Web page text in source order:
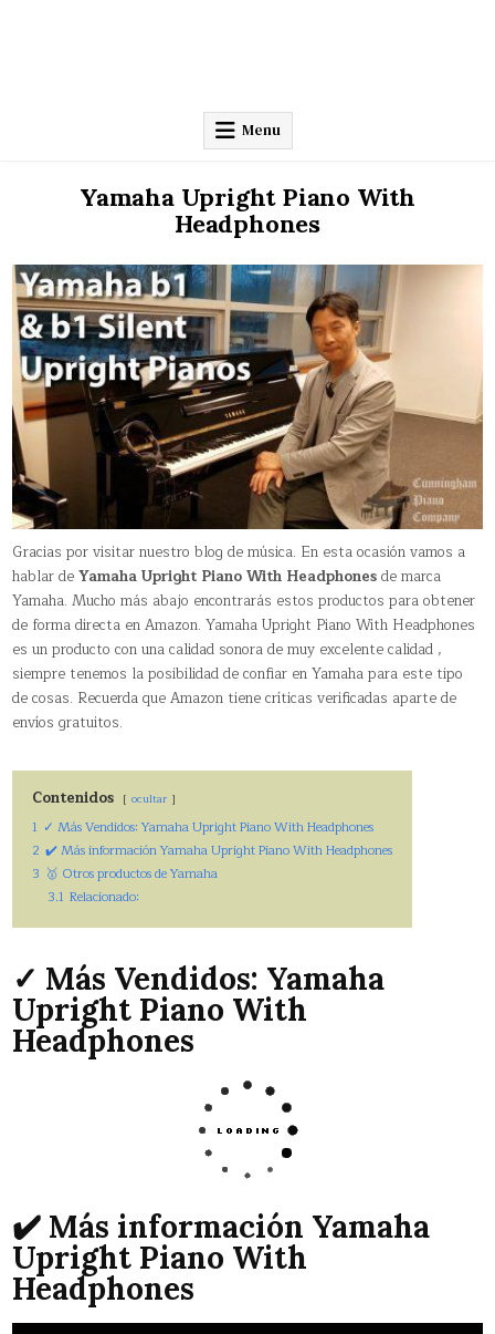
Menu
Yamaha Upright Piano With
Headphones
Gracias por visitar nuestro blog de música. En esta ocasión vamos a
hablar deYamaha Upright Piano With Headphonesde marca
Yamaha. Mucho más abajo encontrarás estos productos para obtener
de forma directa en Amazon. Yamaha Upright Piano With Headphones
es un producto con una calidad sonora de muy excelente calidad ,
siempre tenemos la posibilidad de confiar en Yamaha para este tipo
de cosas. Recuerda que Amazon tiene críticas verificadas aparte de
envíos gratuitos.
Contenidos ocultar
1 ✓ Más Vendidos: Yamaha Upright Piano With Headphones
2 ✔️ Más información Yamaha Upright Piano With Headphones
3 🥇 Otros productos de Yamaha
3.1 Relacionado:
✓ Más Vendidos: Yamaha
Upright Piano With
Headphones
✔️ Más información Yamaha
Upright Piano With
Headphones